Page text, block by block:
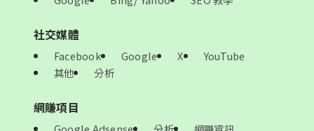
社交媒體
Facebook Google X
YouTube
其他
分析
網賺項目